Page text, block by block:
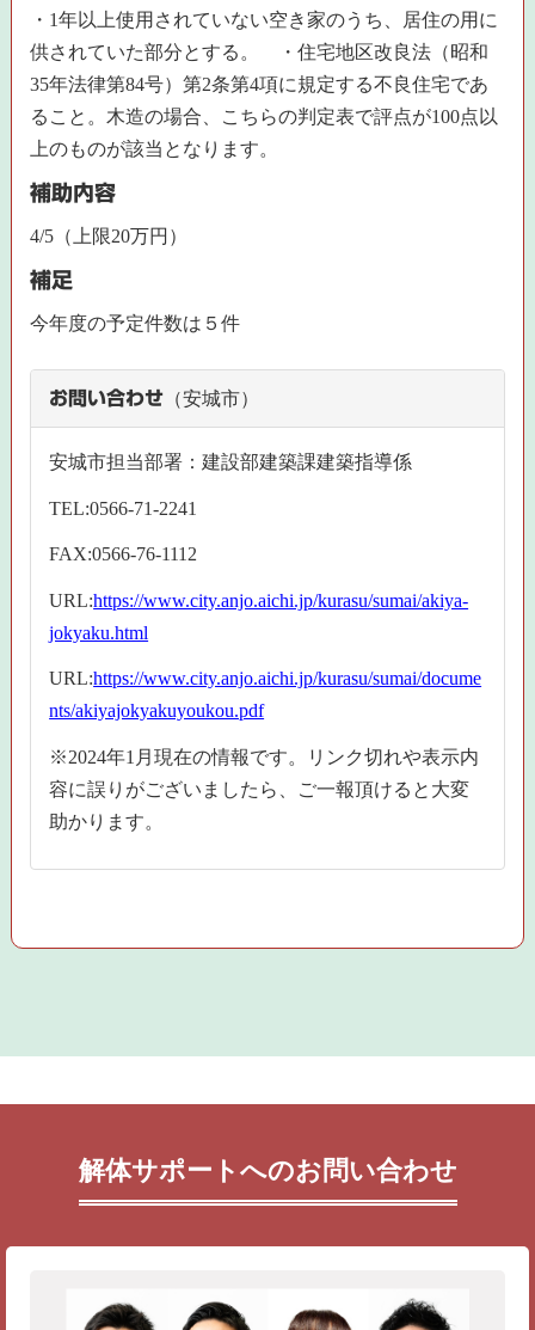
・1年以上使用されていない空き家のうち、居住の用に
供されていた部分とする。 ・住宅地区改良法（昭和
35年法律第84号）第2条第4項に規定する不良住宅であ
ること。木造の場合、こちらの判定表で評点が100点以
上のものが該当となります。
補助内容
4/5（上限20万円）
補足
今年度の予定件数は５件
お問い合わせ （安城市）
安城市担当部署：建設部建築課建築指導係
TEL:0566-71-2241
FAX:0566-76-1112
URL:https://www.city.anjo.aichi.jp/kurasu/sumai/akiya-
jokyaku.html
URL:https://www.city.anjo.aichi.jp/kurasu/sumai/docume
nts/akiyajokyakuyoukou.pdf
※2024年1月現在の情報です。リンク切れや表示内
容に誤りがございましたら、ご一報頂けると大変
助かります。
解体サポートへのお問い合わせ